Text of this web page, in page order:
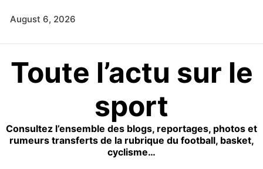
August 6, 2026
Toute l’actu sur le
sport
Consultez l’ensemble des blogs, reportages, photos et
rumeurs transferts de la rubrique du football, basket,
cyclisme…